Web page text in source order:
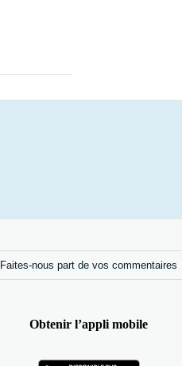
Faites-nous part de vos commentaires
Obtenir l’appli mobile